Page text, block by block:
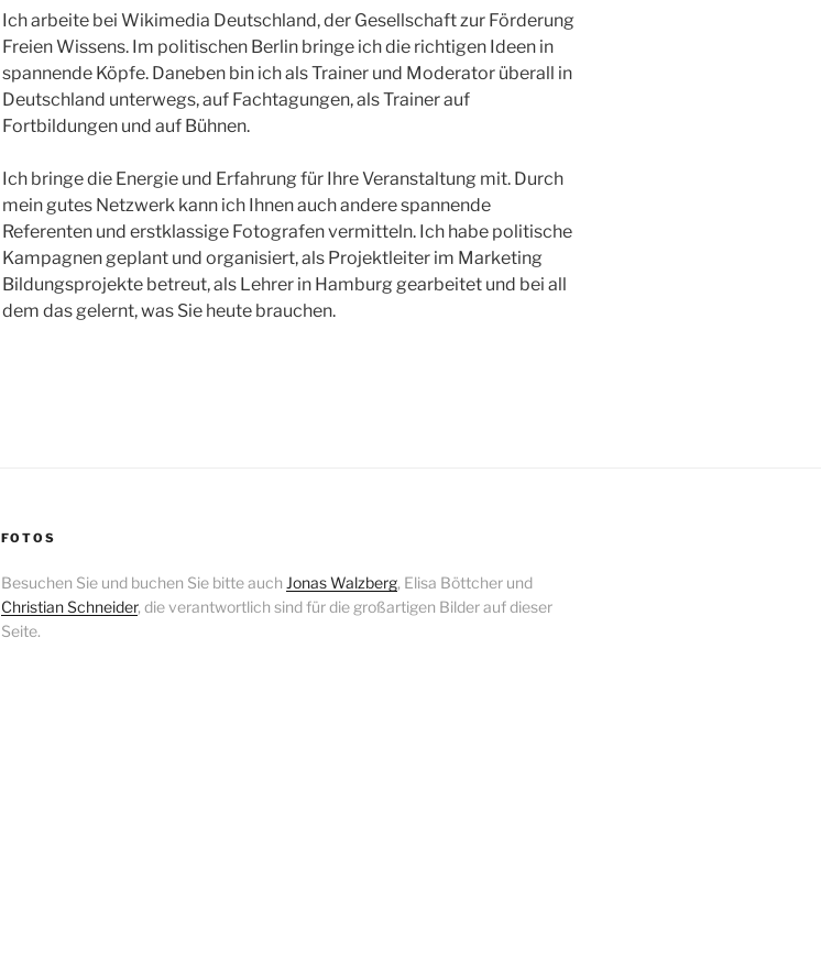
Ich arbeite bei Wikimedia Deutschland, der Gesellschaft zur Förderung
Freien Wissens. Im politischen Berlin bringe ich die richtigen Ideen in
spannende Köpfe. Daneben bin ich als Trainer und Moderator überall in
Deutschland unterwegs, auf Fachtagungen, als Trainer auf
Fortbildungen und auf Bühnen.
Ich bringe die Energie und Erfahrung für Ihre Veranstaltung mit. Durch
mein gutes Netzwerk kann ich Ihnen auch andere spannende
Referenten und erstklassige Fotografen vermitteln. Ich habe politische
Kampagnen geplant und organisiert, als Projektleiter im Marketing
Bildungsprojekte betreut, als Lehrer in Hamburg gearbeitet und bei all
dem das gelernt, was Sie heute brauchen.
FOTOS
Besuchen Sie und buchen Sie bitte auch Jonas Walzberg, Elisa Böttcher und
Christian Schneider, die verantwortlich sind für die großartigen Bilder auf dieser
Seite.